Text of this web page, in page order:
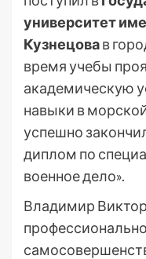
университет
Кузнецовав
время учебы
академическую
навыки в
успешно
диплом по
военное дело».
Владимир